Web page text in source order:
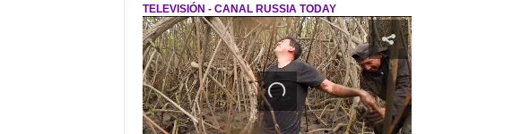
TELEVISIÓN - CANAL RUSSIA TODAY